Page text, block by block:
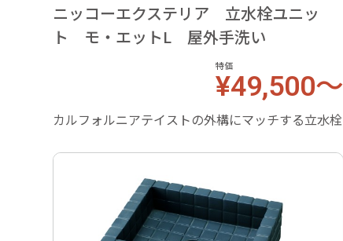
ニッコーエクステリア 立水栓ユニッ
ト モ・エットL 屋外手洗い
特価
¥49,500～
カルフォルニアテイストの外構にマッチする立水栓